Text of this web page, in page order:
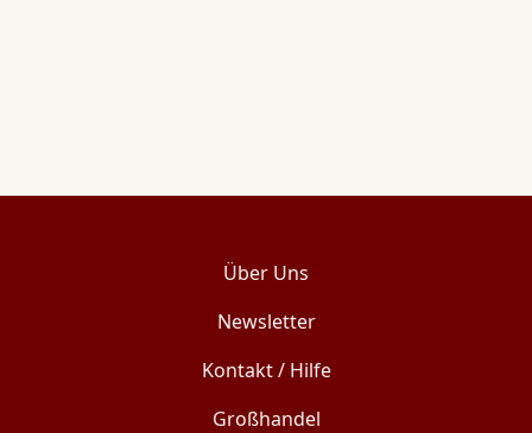
Über Uns
Newsletter
Kontakt / Hilfe
Großhandel